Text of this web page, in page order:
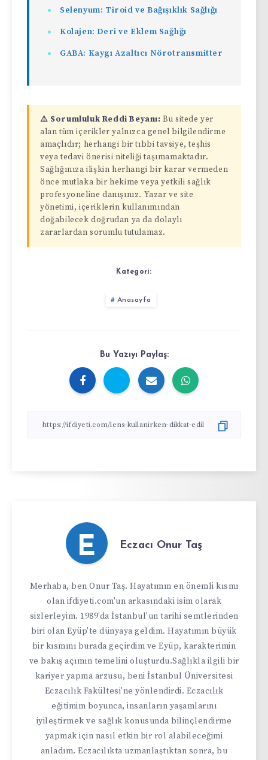
Selenyum: Tiroid ve Bağışıklık Sağlığı
Kolajen: Deri ve Eklem Sağlığı
GABA: Kaygı Azaltıcı Nörotransmitter
⚠️ Sorumluluk Reddi Beyanı: Bu sitede yer
alan tüm içerikler yalnızca genel bilgilendirme
amaçlıdır; herhangi bir tıbbi tavsiye, teşhis
veya tedavi önerisi niteliği taşımamaktadır.
Sağlığınıza ilişkin herhangi bir karar vermeden
önce mutlaka bir hekime veya yetkili sağlık
profesyoneline danışınız. Yazar ve site
yönetimi, içeriklerin kullanımından
doğabilecek doğrudan ya da dolaylı
zararlardan sorumlu tutulamaz.
Kategori:
Anasayfa
Bu Yazıyı Paylaş:
E Eczacı Onur Taş
Merhaba, ben Onur Taş. Hayatımın en önemli kısmı
olan ifdiyeti.com'un arkasındaki isim olarak
sizlerleyim. 1989'da İstanbul'un tarihi semtlerinden
biri olan Eyüp'te dünyaya geldim. Hayatımın büyük
bir kısmını burada geçirdim ve Eyüp, karakterimin
ve bakış açımın temelini oluşturdu.Sağlıkla ilgili bir
kariyer yapma arzusu, beni İstanbul Üniversitesi
Eczacılık Fakültesi'ne yönlendirdi. Eczacılık
eğitimim boyunca, insanların yaşamlarını
iyileştirmek ve sağlık konusunda bilinçlendirme
yapmak için nasıl etkin bir rol alabileceğimi
anladım. Eczacılıkta uzmanlaştıktan sonra, bu